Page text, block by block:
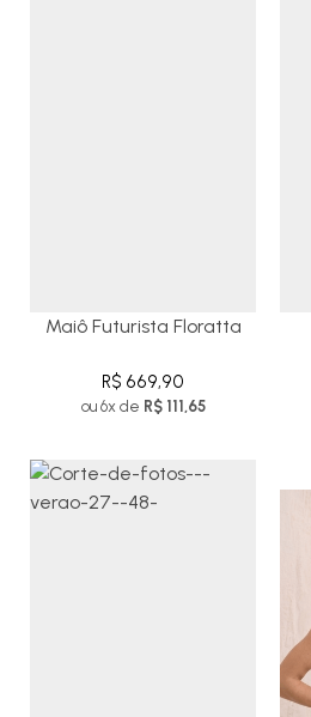
Maiô Futurista Floratta
R$ 669,90
ou 6x de R$ 111,65